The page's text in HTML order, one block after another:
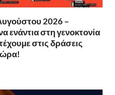
2026 –
ενάντια στη γενοκτονία
στις δράσεις